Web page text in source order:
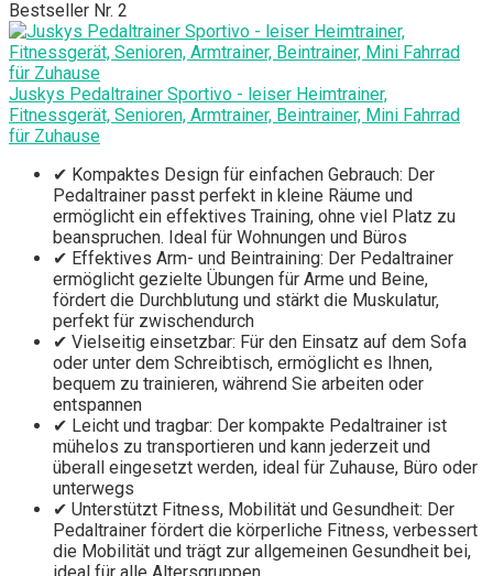
Bestseller Nr. 2
Juskys Pedaltrainer Sportivo - leiser Heimtrainer,
Fitnessgerät, Senioren, Armtrainer, Beintrainer, Mini Fahrrad
für Zuhause
✔ Kompaktes Design für einfachen Gebrauch: Der
Pedaltrainer passt perfekt in kleine Räume und
ermöglicht ein effektives Training, ohne viel Platz zu
beanspruchen. Ideal für Wohnungen und Büros
✔ Effektives Arm- und Beintraining: Der Pedaltrainer
ermöglicht gezielte Übungen für Arme und Beine,
fördert die Durchblutung und stärkt die Muskulatur,
perfekt für zwischendurch
✔ Vielseitig einsetzbar: Für den Einsatz auf dem Sofa
oder unter dem Schreibtisch, ermöglicht es Ihnen,
bequem zu trainieren, während Sie arbeiten oder
entspannen
✔ Leicht und tragbar: Der kompakte Pedaltrainer ist
mühelos zu transportieren und kann jederzeit und
überall eingesetzt werden, ideal für Zuhause, Büro oder
unterwegs
✔ Unterstützt Fitness, Mobilität und Gesundheit: Der
Pedaltrainer fördert die körperliche Fitness, verbessert
die Mobilität und trägt zur allgemeinen Gesundheit bei,